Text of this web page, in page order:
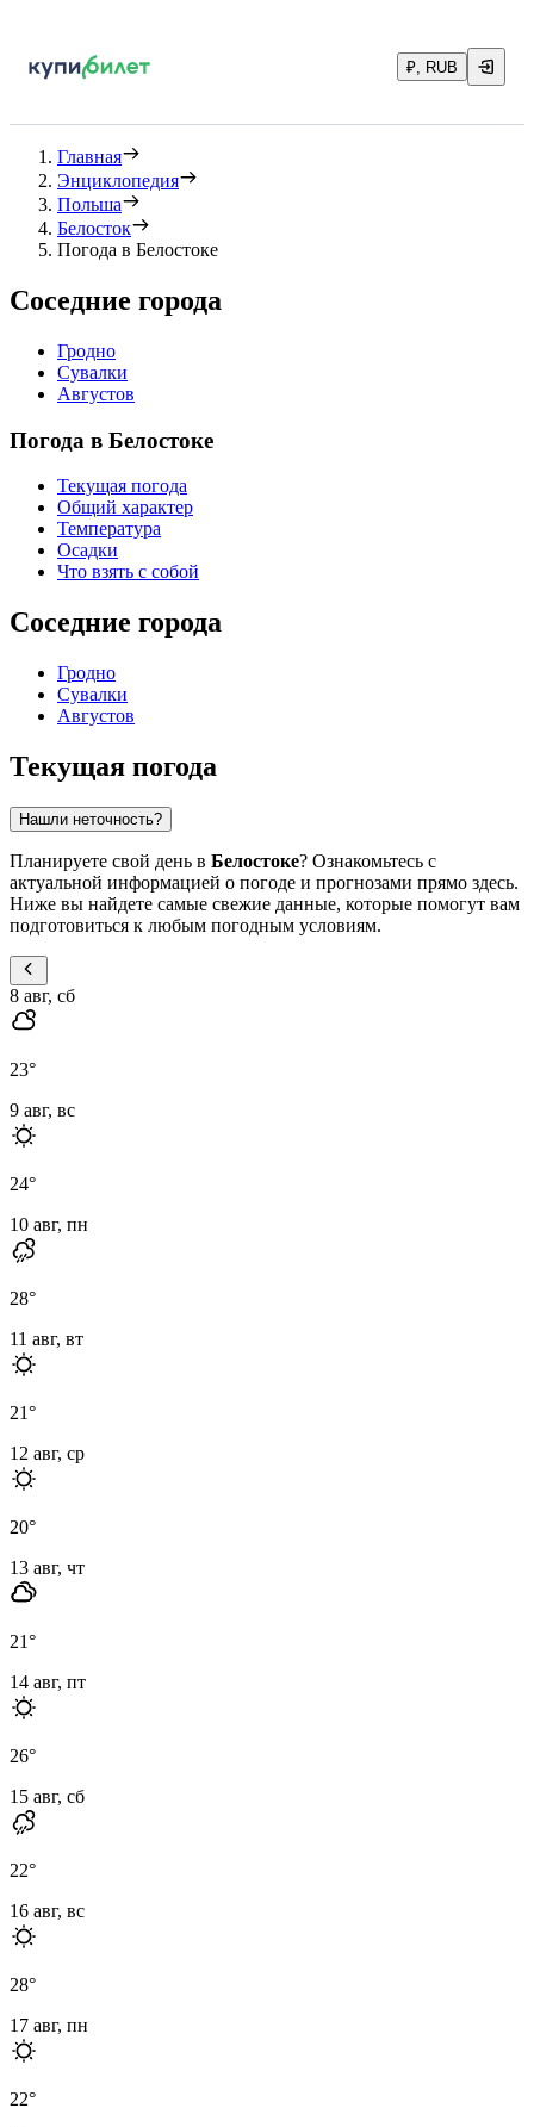
₽, RUB
Главная
Энциклопедия
Польша
Белосток
Погода в Белостоке
Соседние города
Гродно
Сувалки
Августов
Погода в Белостоке
Текущая погода
Общий характер
Температура
Осадки
Что взять с собой
Соседние города
Гродно
Сувалки
Августов
Текущая погода
Нашли неточность?
Планируете свой день в Белостоке? Ознакомьтесь с
актуальной информацией о погоде и прогнозами прямо здесь.
Ниже вы найдете самые свежие данные, которые помогут вам
подготовиться к любым погодным условиям.
8 авг, сб
23°
9 авг, вс
24°
10 авг, пн
28°
11 авг, вт
21°
12 авг, ср
20°
13 авг, чт
21°
14 авг, пт
26°
15 авг, сб
22°
16 авг, вс
28°
17 авг, пн
22°